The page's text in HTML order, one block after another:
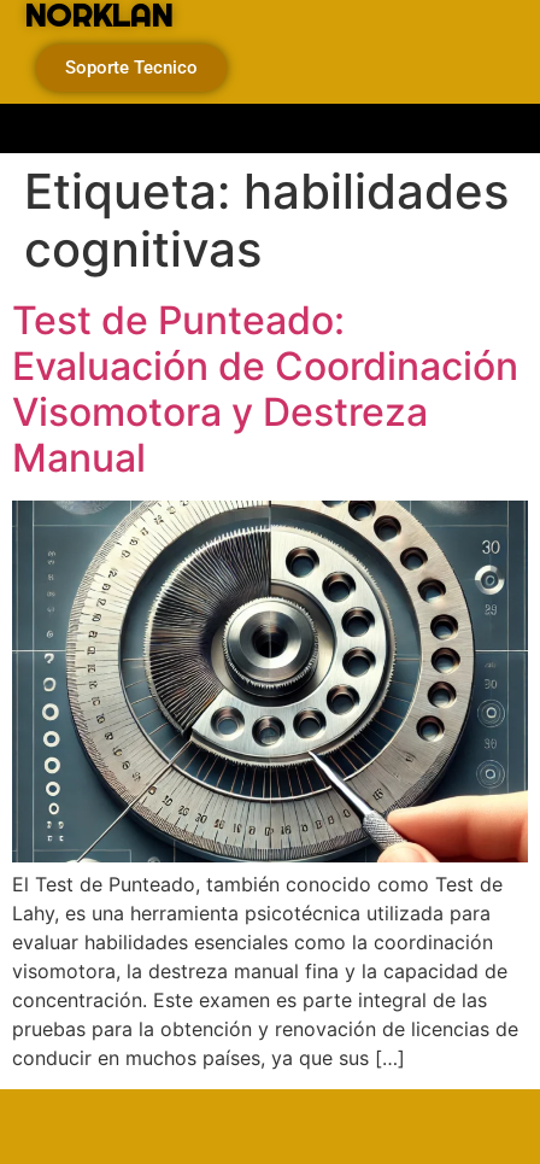
NORKLAN
Soporte Tecnico
Etiqueta: habilidades
cognitivas
Test de Punteado:
Evaluación de Coordinación
Visomotora y Destreza
Manual
El Test de Punteado, también conocido como Test de
Lahy, es una herramienta psicotécnica utilizada para
evaluar habilidades esenciales como la coordinación
visomotora, la destreza manual fina y la capacidad de
concentración. Este examen es parte integral de las
pruebas para la obtención y renovación de licencias de
conducir en muchos países, ya que sus […]